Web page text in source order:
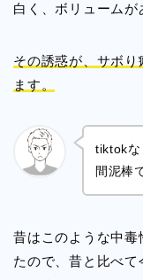
白く、ボリュームが
その誘惑が、サボ
ます。
tiktokな
間泥棒
昔はこのような中毒
たので、昔と比べ